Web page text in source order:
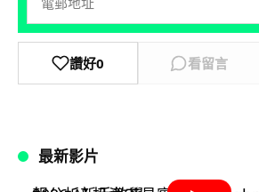
讚好0 看留言
最新影片